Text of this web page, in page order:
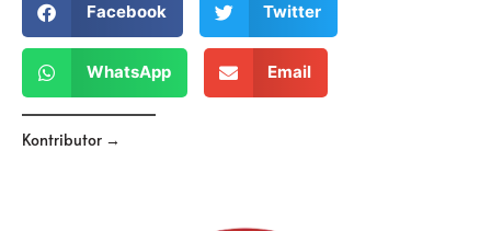
Facebook Twitter
WhatsApp Email
Kontributor →